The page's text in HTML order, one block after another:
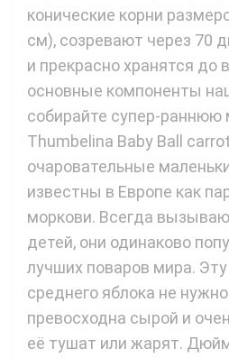
конические корни
см), созревают через 70
и прекрасно хранятся до
основные компоненты
собирайте супер-раннюю
Thumbelina Baby Ball
очаровательные
известны в Европе как
моркови. Всегда
детей, они одинаково
лучших поваров мира.
среднего яблока не
превосходна сырой и
её тушат или жарят.